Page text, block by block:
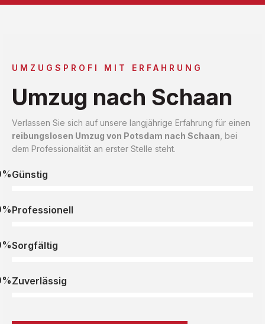
UMZUGSPROFI MIT ERFAHRUNG
Umzug nach Schaan
Verlassen Sie sich auf unsere langjährige Erfahrung für einen
reibungslosen Umzug von Potsdam nach Schaan , bei
dem Professionalität an erster Stelle steht.
Günstig
Professionell
Sorgfältig
Zuverlässig